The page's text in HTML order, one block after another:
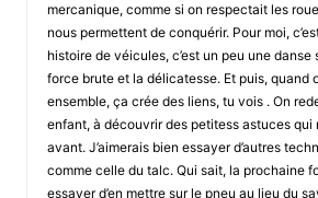
mercanique, comme si on respectait les
nous permettent de conquérir. Pour moi,
histoire de véicules, c’est un peu une
force brute et la délicatesse. Et puis, quand
ensemble, ça crée des liens, tu vois . On
enfant, à découvrir des petitess astuces qui
avant. J’aimerais bien essayer d’autres
comme celle du talc. Qui sait, la prochaine
essayer d’en mettre sur le pneu au lieu du